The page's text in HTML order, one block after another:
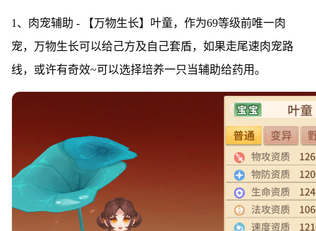
1、肉宠辅助 - 【万物生长】叶童，作为69等级前唯一肉
宠，万物生长可以给己方及自己套盾，如果走尾速肉宠路
线，或许有奇效~可以选择培养一只当辅助给药用。